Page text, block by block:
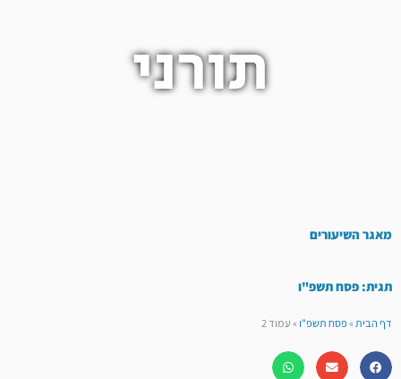
תורני
מאגר השיעורים
תגית: פסח תשפ"ו
דף הבית»פסח תשפ"ו»עמוד 2